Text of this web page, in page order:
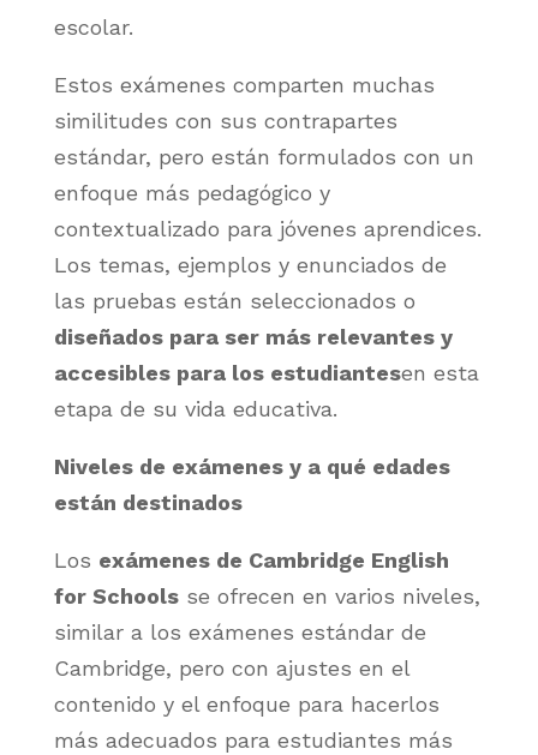
escolar.
Estos exámenes comparten muchas
similitudes con sus contrapartes
estándar, pero están formulados con un
enfoque más pedagógico y
contextualizado para jóvenes aprendices.
Los temas, ejemplos y enunciados de
las pruebas están seleccionados o
diseñados para ser más relevantes y
accesibles para los estudiantesen esta
etapa de su vida educativa.
Niveles de exámenes y a qué edades
están destinados
Los exámenes de Cambridge English
for Schoolsse ofrecen en varios niveles,
similar a los exámenes estándar de
Cambridge, pero con ajustes en el
contenido y el enfoque para hacerlos
más adecuados para estudiantes más